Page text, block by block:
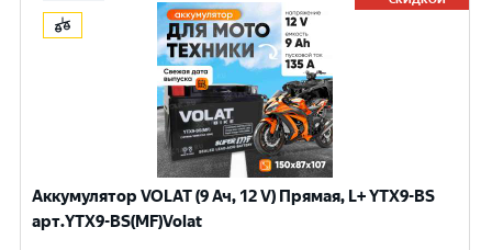
Аккумулятор VOLAT (9 Ач, 12 V) Прямая, L+ YTX9-BS
арт.YTX9-BS(MF)Volat